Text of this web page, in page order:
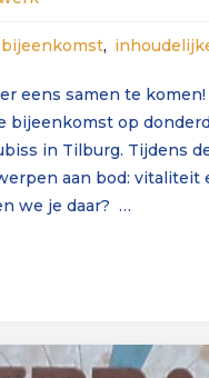
bijeenkomst,
eens samen te
bijeenkomst op
in Tilburg. Tijdens
aan bod: vitaliteit
we je daar? …